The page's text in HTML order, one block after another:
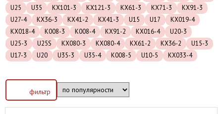
U25
U35 KX101-3 KX121-3 KX61-3 KX71-3
KX91-3
U27-4
KX36-3 KX41-2 KX41-3 U15 U17
KX019-4
KX018-4
K008-3 K008-4 KX91-2 KX016-4
U20-3
U25-3
U25S KX080-3 KX080-4 KX61-2 KX36-2
U15-3
U17-3
U20 U35-3 U35-4 K008-5 U10-5 KX033-4
фильтр